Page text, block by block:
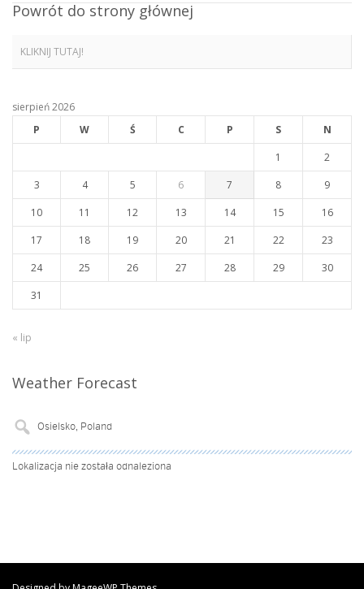
Powrót do strony głównej
KLIKNIJ TUTAJ!
sierpień 2026
P
W Ś C P S
N
1
2
3
4 5 6 7 8
9
10
11 12 13 14 15
16
17
18 19 20 21 22
23
24
25 26 27 28 29
30
31
« lip
Weather Forecast
Lokalizacja nie została odnaleziona